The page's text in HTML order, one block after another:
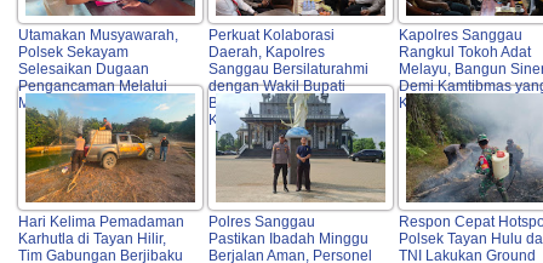
Utamakan Musyawarah,
Polsek Sekayam
Selesaikan Dugaan
Pengancaman Melalui
Mediasi
Perkuat Kolaborasi
Daerah, Kapolres
Sanggau Bersilaturahmi
dengan Wakil Bupati
Bangun Sinergi untuk
Kamtibmas
Kapolres Sanggau
Rangkul Tokoh Adat
Melayu, Bangun
Demi Kamtibmas
Kondusif
Hari Kelima Pemadaman
Karhutla di Tayan Hilir,
Tim Gabungan Berjibaku
Polres Sanggau
Pastikan Ibadah Minggu
Berjalan Aman, Personel
Respon Cepat
Polsek Tayan Hulu
TNI Lakukan Ground